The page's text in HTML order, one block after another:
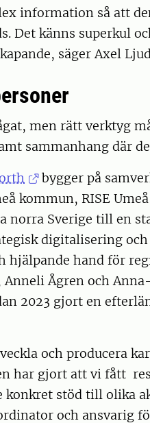
information så att
Det känns superkul
säger Axel
men rätt verktyg
sammanhang där
bygger på
kommun, RISE
norra Sverige till en
digitalisering
hjälpande hand för
Ågren och
2023 gjort en
och producera
har gjort att vi fått
konkret stöd till olika
och ansvarig